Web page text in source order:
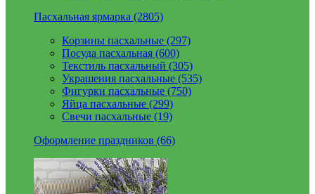
Пасхальная ярмарка (2805)
Корзины пасхальные (297)
Посуда пасхальная (600)
Текстиль пасхальный (305)
Украшения пасхальные (535)
Фигурки пасхальные (750)
Яйца пасхальные (299)
Свечи пасхальные (19)
Оформление праздников (66)